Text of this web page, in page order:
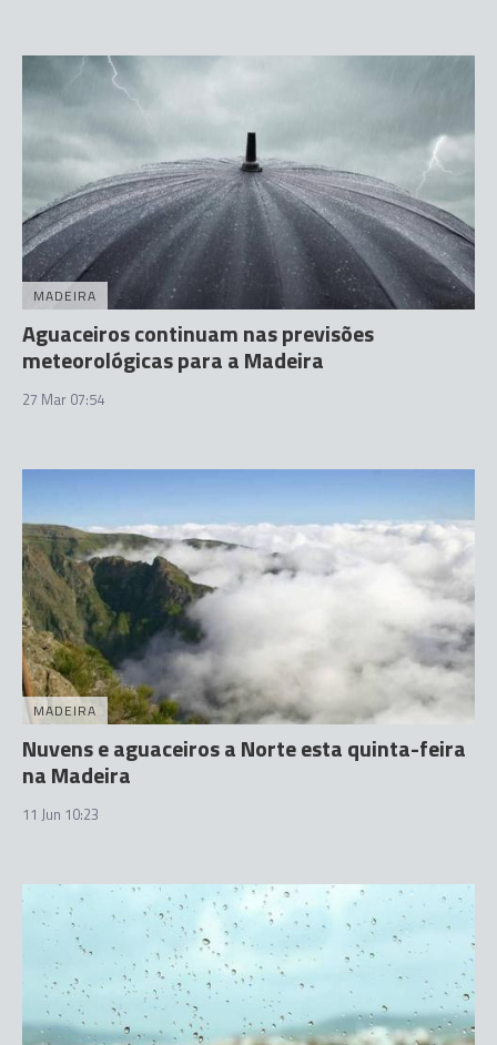
MADEIRA
Aguaceiros continuam nas previsões
meteorológicas para a Madeira
27 Mar 07:54
MADEIRA
Nuvens e aguaceiros a Norte esta quinta-feira
na Madeira
11 Jun 10:23